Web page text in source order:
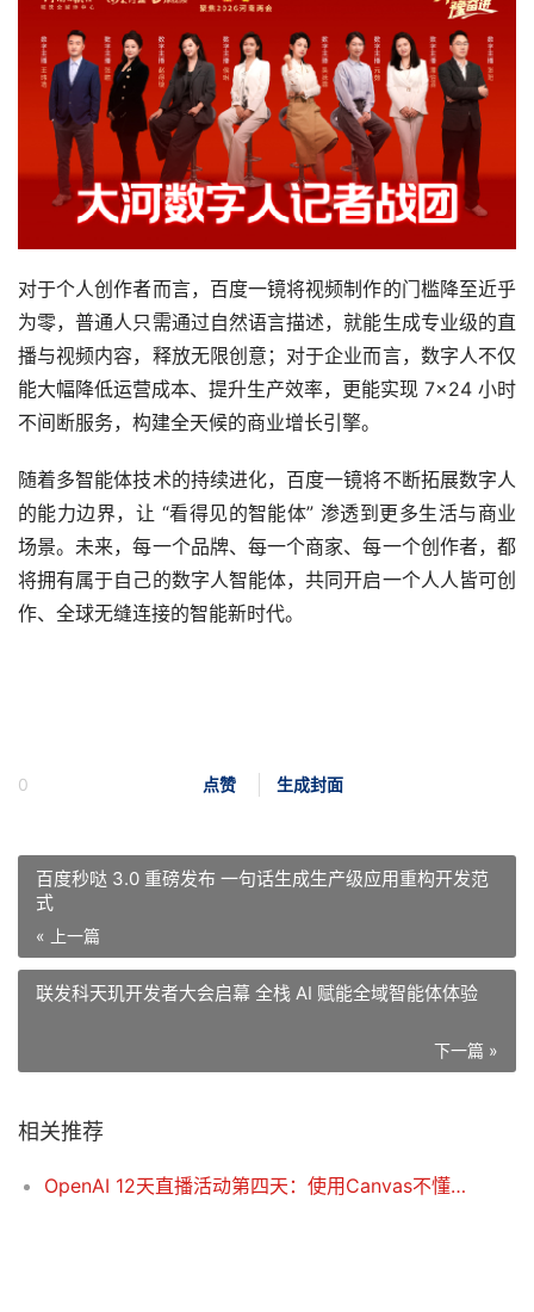
对于个人创作者而言，百度一镜将视频制作的门槛降至近乎
为零，普通人只需通过自然语言描述，就能生成专业级的直
播与视频内容，释放无限创意；对于企业而言，数字人不仅
能大幅降低运营成本、提升生产效率，更能实现 7×24 小时
不间断服务，构建全天候的商业增长引擎。
随着多智能体技术的持续进化，百度一镜将不断拓展数字人
的能力边界，让 “看得见的智能体” 渗透到更多生活与商业
场景。未来，每一个品牌、每一个商家、每一个创作者，都
将拥有属于自己的数字人智能体，共同开启一个人人皆可创
作、全球无缝连接的智能新时代。
点赞 生成封面
0
百度秒哒 3.0 重磅发布 一句话生成生产级应用重构开发范
式
« 上一篇
联发科天玑开发者大会启幕 全栈 AI 赋能全域智能体体验
下一篇 »
相关推荐
OpenAI 12天直播活动第四天：使用Canvas不懂代码也能开发软件